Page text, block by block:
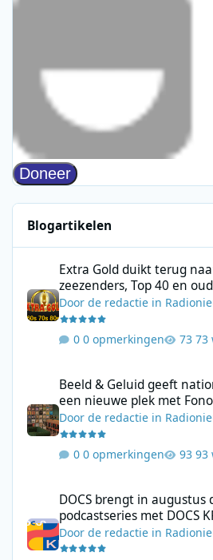
Blogartikelen
Extra Gold duikt terug
zeezenders, Top 40 en
Doorde redactie in
0 opmerkingen 73
Beeld & Geluid geeft
een nieuwe plek met
Doorde redactie in
0 opmerkingen 93
DOCS brengt in augustus
podcastseries met DOCS
Doorde redactie in